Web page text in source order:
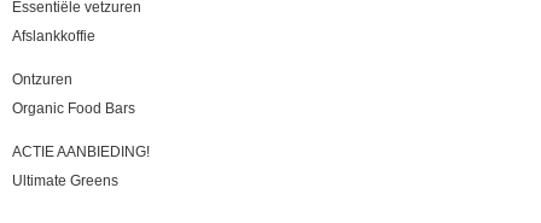
Essentiële vetzuren
Afslankkoffie
Ontzuren
Organic Food Bars
ACTIE AANBIEDING!
Ultimate Greens